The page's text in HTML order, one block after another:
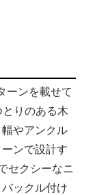
ーンを載せて
りのある木
やアンクル
ンで設計す
セクシーなニ
ックル付け